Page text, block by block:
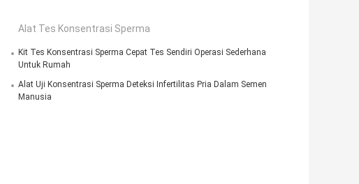
Alat Tes Konsentrasi Sperma
Kit Tes Konsentrasi Sperma Cepat Tes Sendiri Operasi Sederhana
Untuk Rumah
Alat Uji Konsentrasi Sperma Deteksi Infertilitas Pria Dalam Semen
Manusia